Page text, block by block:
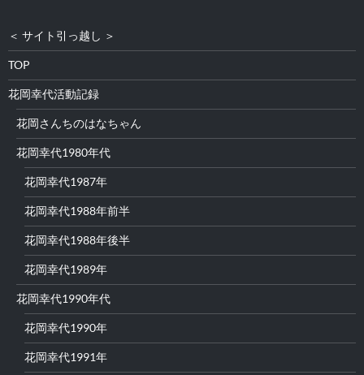
＜ サイト引っ越し ＞
TOP
花岡幸代活動記録
花岡さんちのはなちゃん
花岡幸代1980年代
花岡幸代1987年
花岡幸代1988年前半
花岡幸代1988年後半
花岡幸代1989年
花岡幸代1990年代
花岡幸代1990年
花岡幸代1991年